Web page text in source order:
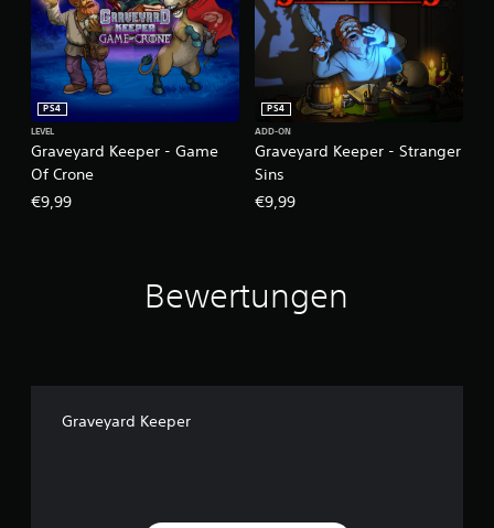
Graveyard Keeper - Game
Of Crone
PS4
LEVEL
€9,99
Graveyard Keeper - Stranger
Sins
PS4
ADD-ON
€9,99
Bewertungen
Graveyard Keeper